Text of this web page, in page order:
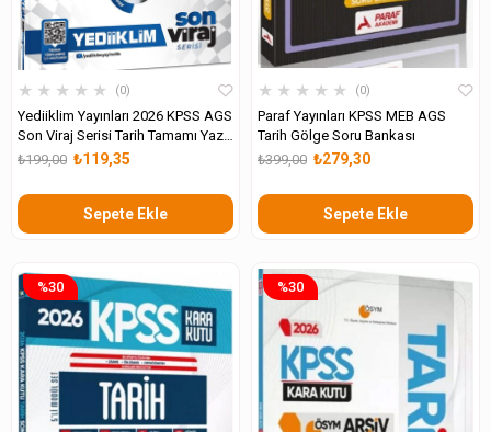
★ ★ ★ ★ ★ 0
Yediiklim Yayınları 2026 KPSS AGS
Son Viraj Serisi Tarih Tamamı Yazılı
Çözümlü 500 Soruda Genel Tekrar
₺119,35
₺199,00
Sepete Ekle
★ ★ ★ ★ ★ 0
Paraf Yayınları KPSS MEB AGS
Tarih Gölge Soru Bankası
₺279,30
₺399,00
Sepete Ekle
%30 %30